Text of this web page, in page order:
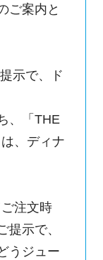
ご案内と
示で、ド
、「THE
、ディナ
注文時
提示で、
うジュー